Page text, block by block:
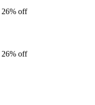
26% off
26% off